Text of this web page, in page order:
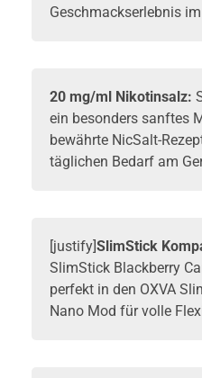
Geschmackserlebnis
20 mg/ml Nikotinsalz:
ein besonders sanftes
bewährte NicSalt-
täglichen Bedarf am
[justify]SlimStick
SlimStick Blackberry
perfekt in den OXVA
Nano Mod für volle